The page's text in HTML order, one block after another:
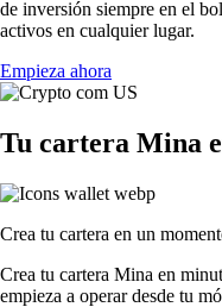
de inversión siempre en el
activos en cualquier lugar.
Empieza ahora
Tu cartera Mina
Crea tu cartera en un
Crea tu cartera Mina en
empieza a operar desde tu